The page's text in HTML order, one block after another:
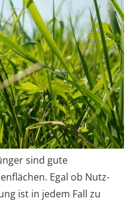
sind gute
Egal ob Nutz-
ist in jedem Fall zu